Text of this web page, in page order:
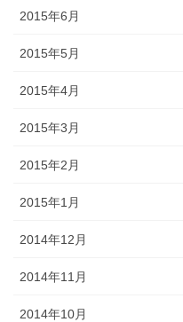
2015年6月
2015年5月
2015年4月
2015年3月
2015年2月
2015年1月
2014年12月
2014年11月
2014年10月